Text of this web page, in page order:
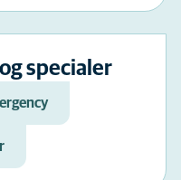
specialer